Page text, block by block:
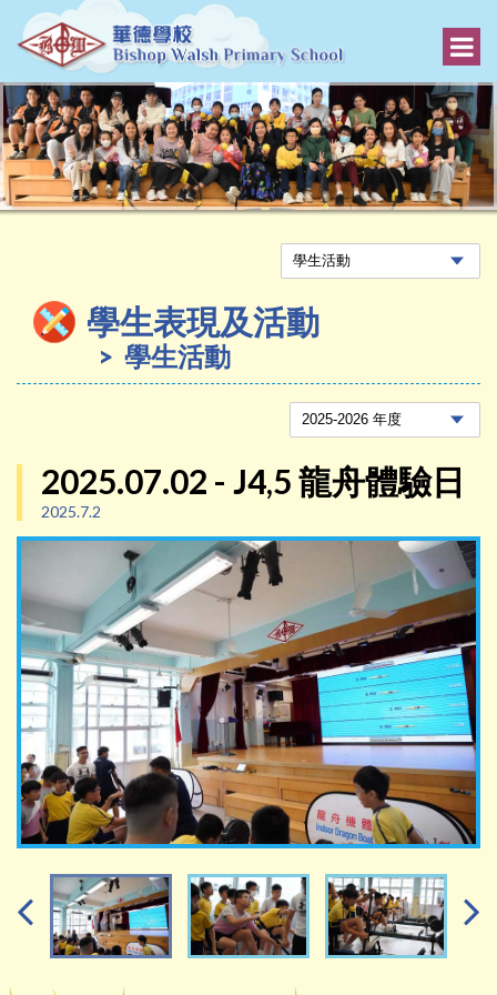
學生表現及活動
學生活動
2025.07.02 - J4,5 龍舟體驗日
2025.7.2